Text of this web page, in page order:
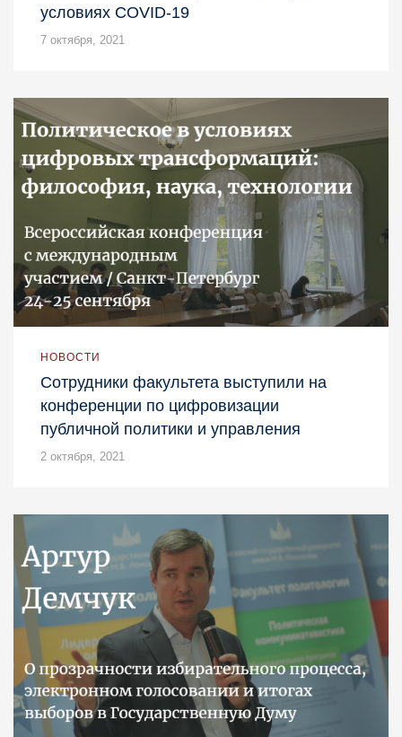
условиях COVID-19
7 октября, 2021
НОВОСТИ
Сотрудники факультета выступили на
конференции по цифровизации
публичной политики и управления
2 октября, 2021